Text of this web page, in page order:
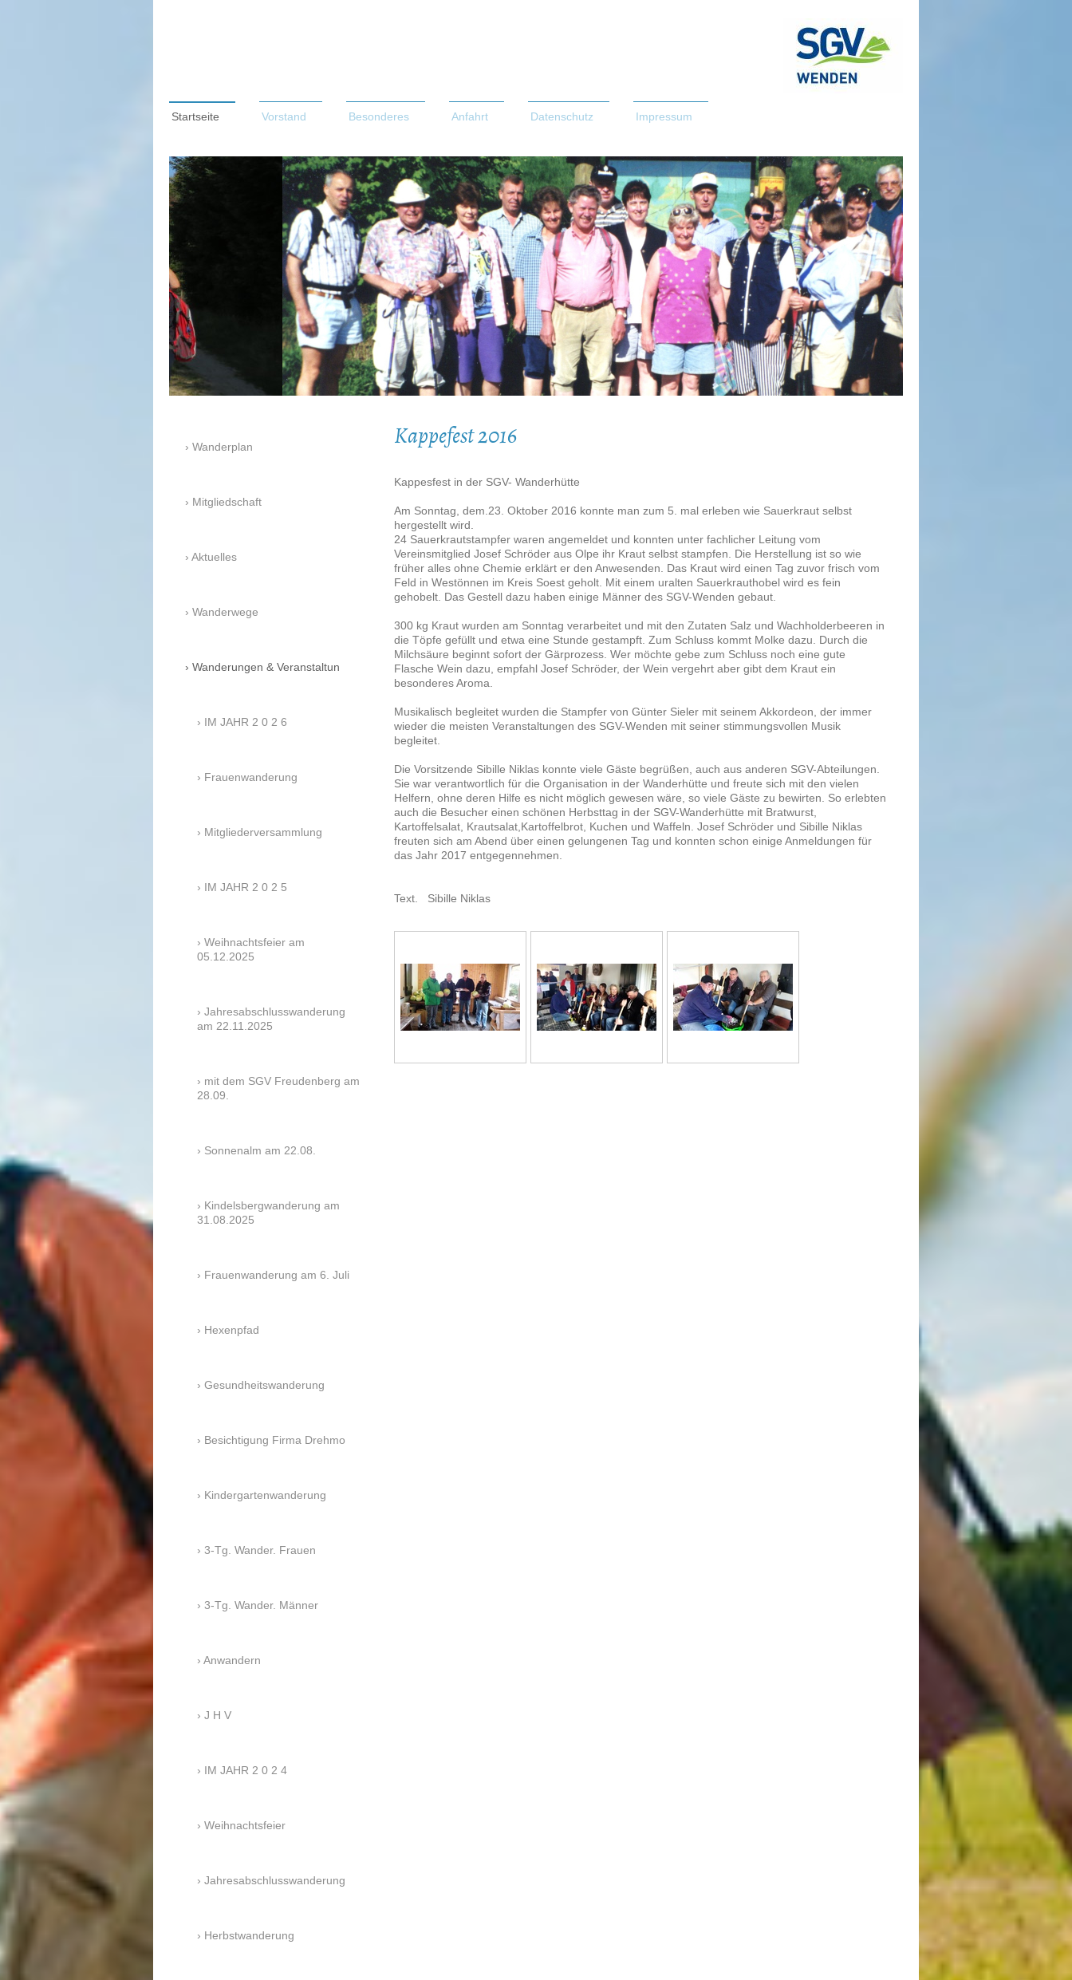
Startseite Vorstand Besonderes Anfahrt Datenschutz Impressum
Kappefest 2016
Kappesfest in der SGV- Wanderhütte
Am Sonntag, dem.23. Oktober 2016 konnte man zum 5. mal erleben wie Sauerkraut selbst
hergestellt wird.
24 Sauerkrautstampfer waren angemeldet und konnten unter fachlicher Leitung vom
Vereinsmitglied Josef Schröder aus Olpe ihr Kraut selbst stampfen. Die Herstellung ist so wie
früher alles ohne Chemie erklärt er den Anwesenden. Das Kraut wird einen Tag zuvor frisch vom
Feld in Westönnen im Kreis Soest geholt. Mit einem uralten Sauerkrauthobel wird es fein
gehobelt. Das Gestell dazu haben einige Männer des SGV-Wenden gebaut.
300 kg Kraut wurden am Sonntag verarbeitet und mit den Zutaten Salz und Wachholderbeeren in
die Töpfe gefüllt und etwa eine Stunde gestampft. Zum Schluss kommt Molke dazu. Durch die
Milchsäure beginnt sofort der Gärprozess. Wer möchte gebe zum Schluss noch eine gute
Flasche Wein dazu, empfahl Josef Schröder, der Wein vergehrt aber gibt dem Kraut ein
besonderes Aroma.
Musikalisch begleitet wurden die Stampfer von Günter Sieler mit seinem Akkordeon, der immer
wieder die meisten Veranstaltungen des SGV-Wenden mit seiner stimmungsvollen Musik
begleitet.
Die Vorsitzende Sibille Niklas konnte viele Gäste begrüßen, auch aus anderen SGV-Abteilungen.
Sie war verantwortlich für die Organisation in der Wanderhütte und freute sich mit den vielen
Helfern, ohne deren Hilfe es nicht möglich gewesen wäre, so viele Gäste zu bewirten. So erlebten
auch die Besucher einen schönen Herbsttag in der SGV-Wanderhütte mit Bratwurst,
Kartoffelsalat, Krautsalat,Kartoffelbrot, Kuchen und Waffeln. Josef Schröder und Sibille Niklas
freuten sich am Abend über einen gelungenen Tag und konnten schon einige Anmeldungen für
das Jahr 2017 entgegennehmen.
Text. Sibille Niklas
Wanderplan
Mitgliedschaft
Aktuelles
Wanderwege
Wanderungen & Veranstaltun
IM JAHR 2 0 2 6
Frauenwanderung
Mitgliederversammlung
IM JAHR 2 0 2 5
Weihnachtsfeier am
05.12.2025
Jahresabschlusswanderung
am 22.11.2025
mit dem SGV Freudenberg am
28.09.
Sonnenalm am 22.08.
Kindelsbergwanderung am
31.08.2025
Frauenwanderung am 6. Juli
Hexenpfad
Gesundheitswanderung
Besichtigung Firma Drehmo
Kindergartenwanderung
3-Tg. Wander. Frauen
3-Tg. Wander. Männer
Anwandern
J H V
IM JAHR 2 0 2 4
Weihnachtsfeier
Jahresabschlusswanderung
Herbstwanderung